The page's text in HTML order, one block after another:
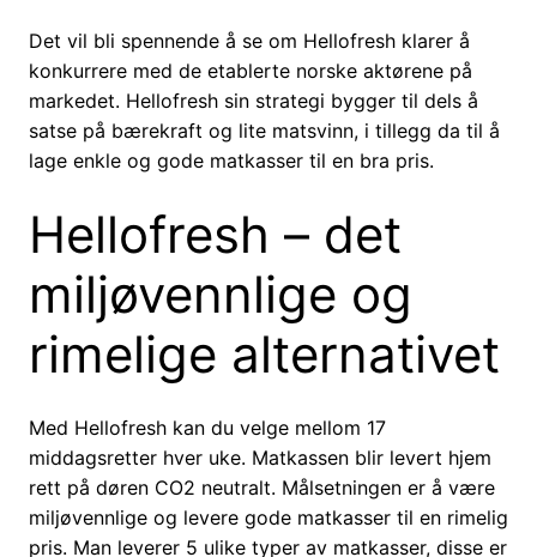
Det vil bli spennende å se om Hellofresh klarer å
konkurrere med de etablerte norske aktørene på
markedet. Hellofresh sin strategi bygger til dels å
satse på bærekraft og lite matsvinn, i tillegg da til å
lage enkle og gode matkasser til en bra pris.
Hellofresh – det
miljøvennlige og
rimelige alternativet
Med Hellofresh kan du velge mellom 17
middagsretter hver uke. Matkassen blir levert hjem
rett på døren CO2 neutralt. Målsetningen er å være
miljøvennlige og levere gode matkasser til en rimelig
pris. Man leverer 5 ulike typer av matkasser, disse er